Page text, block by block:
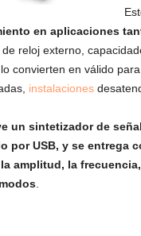
en aplicaciones
reloj externo,
convierten en válido
instalaciones
un sintetizador de
por USB, y se entrega
amplitud, la
.